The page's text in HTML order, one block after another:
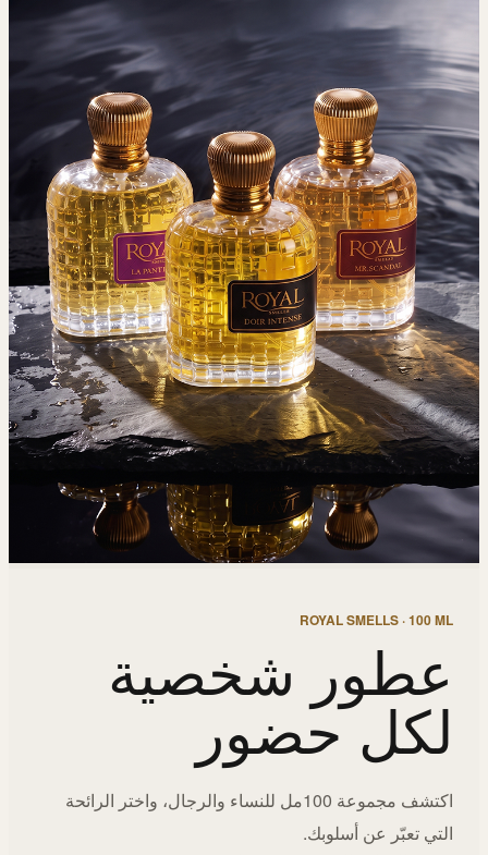
ROYAL SMELLS · 100 ML
عطور شخصية
لكل حضور
اكتشف مجموعة 100مل للنساء والرجال، واختر الرائحة
التي تعبّر عن أسلوبك.